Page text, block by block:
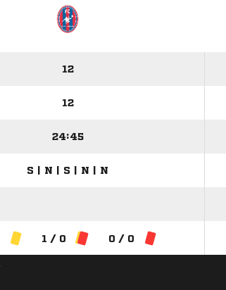
12
12
24:45
S | N | S | N | N
1 / 0 0 / 0